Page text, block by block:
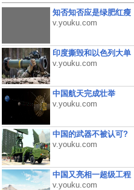
知否知否应是绿肥红瘦
v.youku.com
印度撕毁和以色列大单
v.youku.com
中国航天完成壮举
v.youku.com
中国的武器不被认可?
v.youku.com
中国又亮相一超级工程
v.youku.com